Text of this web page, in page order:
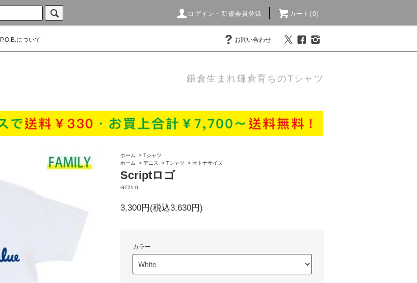
ログイン・新規会員登録 カート(0)
P.O.B.について お問い合わせ
鎌倉生まれ鎌倉育ちのTシャツ
ホーム > Tシャツ
ホーム
> デニス > Tシャツ > オトナサイズ
Scriptロゴ
GT21-0
3,300円(税込3,630円)
カラー